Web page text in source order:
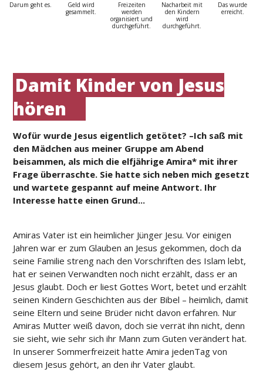
Darum geht es.
Geld wird
gesammelt.
Freizeiten
werden
organisiert und
durchgeführt.
Nacharbeit mit
den Kindern
wird
durchgeführt.
Das wurde
erreicht.
Damit Kinder von Jesus
hören
Wofür wurde Jesus eigentlich getötet? –Ich saß mit
den Mädchen aus meiner Gruppe am Abend
beisammen, als mich die elfjährige Amira* mit ihrer
Frage überraschte. Sie hatte sich neben mich gesetzt
und wartete gespannt auf meine Antwort. Ihr
Interesse hatte einen Grund...
Amiras Vater ist ein heimlicher Jünger Jesu. Vor einigen
Jahren war er zum Glauben an Jesus gekommen, doch da
seine Familie streng nach den Vorschriften des Islam lebt,
hat er seinen Verwandten noch nicht erzählt, dass er an
Jesus glaubt. Doch er liest Gottes Wort, betet und erzählt
seinen Kindern Geschichten aus der Bibel – heimlich, damit
seine Eltern und seine Brüder nicht davon erfahren. Nur
Amiras Mutter weiß davon, doch sie verrät ihn nicht, denn
sie sieht, wie sehr sich ihr Mann zum Guten verändert hat.
In unserer Sommerfreizeit hatte Amira jedenTag von
diesem Jesus gehört, an den ihr Vater glaubt.